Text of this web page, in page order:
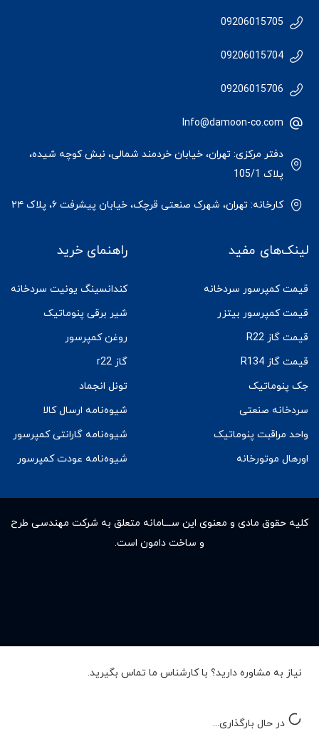
09206015705
09206015704
09206015706
Info@damoon-co.com
دفتر مرکزی: تهران، خیابان خردمند شمالی، نبش کوچه شیده،
پلاک 105/1
کارخانه: تهران، شهرک صنعتی قرچک، خیابان پیشرفت ۶، پلاک ۲۴
لینک‌های مفید
قیمت کمپرسور سردخانه
قیمت کمپرسور بیتزر
قیمت گاز R22
قیمت گاز R134
جک پنوماتیک
سردخانه صنعتی
واحد مراقبت پنوماتیک
اورهال موتورخانه
راهنمای خرید
کندانسینگ یونیت سردخانه
شیر برقی پنوماتیک
روغن کمپرسور
گاز r22
تونل انجماد
شیوه‌نامه ارسال کالا
شیوه‌نامه گارانتی کمپرسور
شیوه‌نامه عودت کمپرسور
کلیه حقوق مادى و معنوى این ســـامانه متعلق به شرکت مهندسی طرح
و ساخت دامون است.
نیاز به مشاوره دارید؟ با کارشناس ما تماس بگیرید.
در حال بارگذاری...